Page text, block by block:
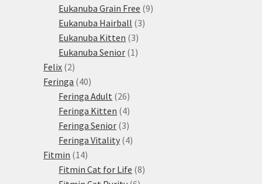
produktů
Eukanuba Grain Free 99
Eukanuba Hairball 33
Eukanuba Kitten 33
produkty
Eukanuba Senior 1 1
Felix 22
produkty
Feringa 4040
produktů
Feringa Adult 2626
produktů
Feringa Kitten 44
produkty
Feringa Senior 33
produkty
Feringa Vitality 44
Fitmin 1414
produktů
Fitmin Cat for Life 88